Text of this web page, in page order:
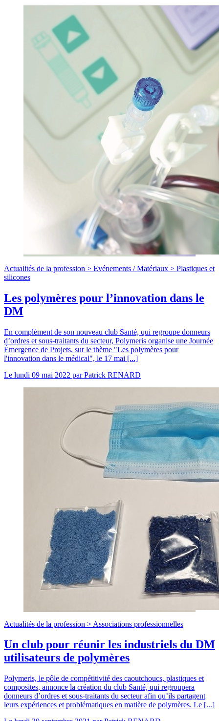
Actualités de la profession > Evénements /Matériaux > Plastiques et
silicones
Les polymères pour l’innovation dans le
DM
En complément de son nouveau club Santé, qui regroupe donneurs
d’ordres et sous-traitants du secteur, Polymeris organise une Journée
Émergence de Projets, sur le thème "Les polymères pour
l'innovation dans le médical", le 17 mai [...]
Le lundi 09 mai 2022 parPatrick RENARD
Actualités de la profession > Associations professionnelles
Un club pour réunir les industriels du DM
utilisateurs de polymères
Polymeris, le pôle de compétitivité des caoutchoucs, plastiques et
composites, annonce la création du club Santé, qui regroupera
donneurs d’ordres et sous-traitants du secteur afin qu’ils partagent
leurs expériences et problématiques en matière de polymères. Le [...]